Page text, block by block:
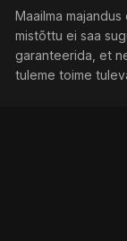
Maailma
mistõttu ei saa
garanteerida, et
tuleme toime